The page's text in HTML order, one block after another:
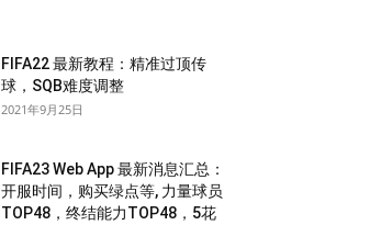
FIFA22 最新教程：精准过顶传
球，SQB难度调整
2021年9月25日
FIFA23 Web App 最新消息汇总：
开服时间，购买绿点等, 力量球员
TOP48，终结能力TOP48，5花